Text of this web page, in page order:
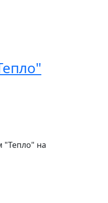
"Тепло" на